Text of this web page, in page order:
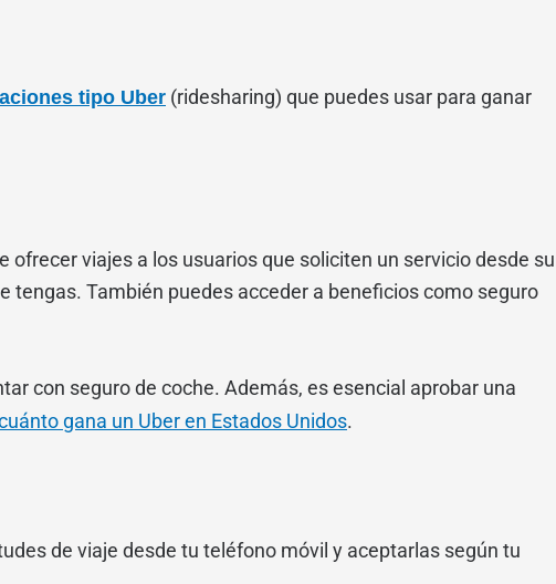
tipo Uber (ridesharing) que puedes usar para ganar
viajes a los usuarios que soliciten un servicio desde su
También puedes acceder a beneficios como seguro
con seguro de coche. Además, es esencial aprobar una
gana un Uber en Estados Unidos.
de viaje desde tu teléfono móvil y aceptarlas según tu